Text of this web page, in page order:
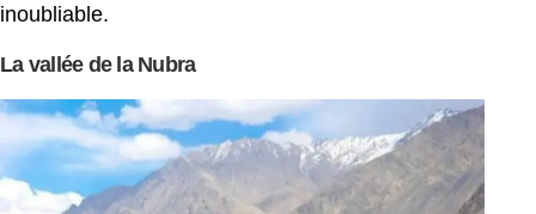
inoubliable.
La vallée de la Nubra